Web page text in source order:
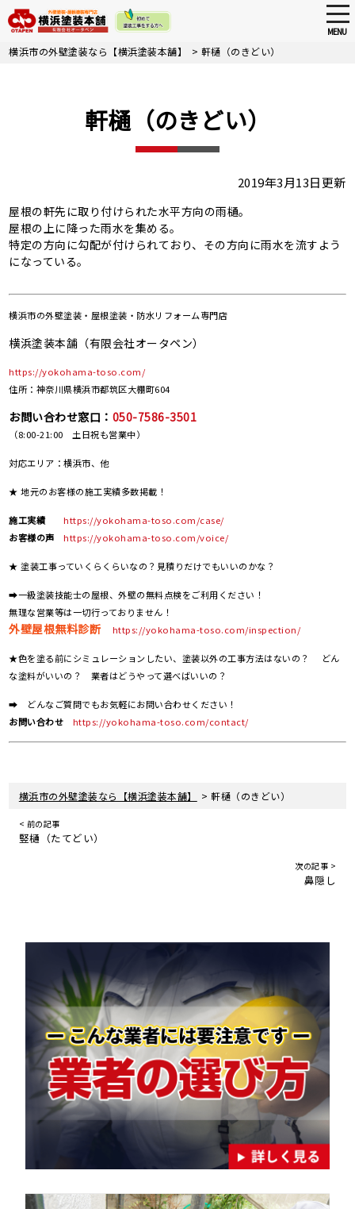
Skip
MENU
横浜市の外壁塗装なら【横浜塗装本舗】 > 軒樋（のきどい）
軒樋（のきどい）
2019年3月13日更新
屋根の軒先に取り付けられた水平方向の雨樋。
屋根の上に降った雨水を集める。
特定の方向に勾配が付けられており、その方向に雨水を流すよう
になっている。
横浜市の外壁塗装・屋根塗装・防水リフォーム専門店
横浜塗装本舗（有限会社オータペン）
https://yokohama-toso.com/
住所：神奈川県横浜市都筑区大棚町604
お問い合わせ窓口： 050-7586-3501
（8:00-21:00 土日祝も営業中）
対応エリア：横浜市、他
★ 地元のお客様の施工実績多数掲載！
施工実績
https://yokohama-toso.com/case/
お客様の声
https://yokohama-toso.com/voice/
★ 塗装工事っていくらくらいなの？見積りだけでもいいのかな？
➡一級塗装技能士の屋根、外壁の無料点検をご利用ください！
無理な営業等は一切行っておりません！
外壁屋根無料診断 https://yokohama-toso.com/inspection/
★色を塗る前にシミュレーションしたい、塗装以外の工事方法はないの？ どん
な塗料がいいの？ 業者はどうやって選べばいいの？
➡ どんなご質問でもお気軽にお問い合わせください！
お問い合わせ
https://yokohama-toso.com/contact/
横浜市の外壁塗装なら【横浜塗装本舗】 >軒樋（のきどい）
< 前の記事
竪樋（たてどい）
次の記事 >
鼻隠し